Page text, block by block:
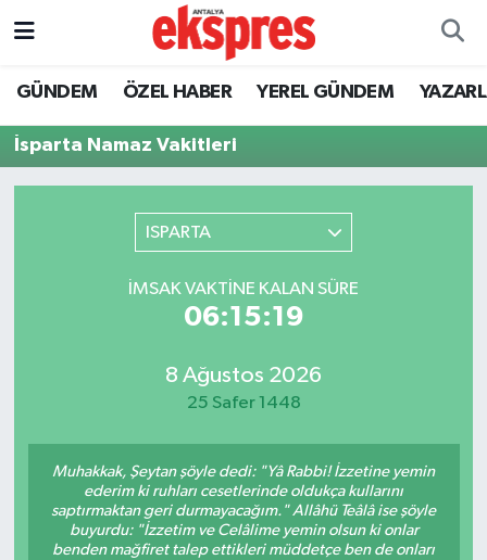
GÜNDEM ÖZEL HABER YEREL GÜNDEM
İsparta Namaz Vakitleri
ISPARTA
İMSAK VAKTINE KALAN SÜRE
06:15:19
8 Ağustos 2026
25 Safer 1448
Muhakkak, Şeytan şöyle dedi: "Yâ Rabbi! İzzetine yemin
ederim ki ruhları cesetlerinde oldukça kullarını
saptırmaktan geri durmayacağım." Allâhü Teâlâ ise şöyle
buyurdu: "İzzetim ve Celâlime yemin olsun ki onlar
benden mağfiret talep ettikleri müddetçe ben de onları
ÖZEL HABER
GÜNDEM
EKONOMİ
KÜLTÜR - SANAT
SAĞLIK
DÜNYA
Nöbetçi Eczaneler
Hava Durumu
Süper Lig Puan Durumu ve Fikstür
Tüm Manşetler